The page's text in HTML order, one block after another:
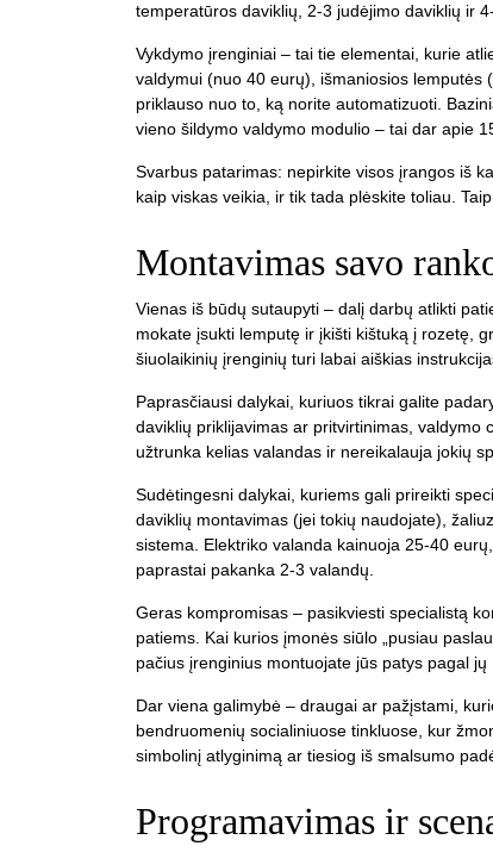
temperatūros daviklių, 2-3 judėjimo daviklių ir
Vykdymo įrenginiai – tai tie elementai, kurie
valdymui (nuo 40 eurų), išmaniosios
priklauso nuo to, ką norite automatizuoti.
vieno šildymo valdymo modulio – tai dar apie
Svarbus patarimas: nepirkite visos įrangos iš
kaip viskas veikia, ir tik tada plėskite toliau.
Montavimas savo
Vienas iš būdų sutaupyti – dalį darbų atlikti
mokate įsukti lemputę ir įkišti kištuką į rozetę,
šiuolaikinių įrenginių turi labai aiškias
Paprasčiausi dalykai, kuriuos tikrai galite
daviklių priklijavimas ar pritvirtinimas,
užtrunka kelias valandas ir nereikalauja jokių
Sudėtingesni dalykai, kuriems gali prireikti
daviklių montavimas (jei tokių naudojate),
sistema. Elektriko valanda kainuoja 25-40
paprastai pakanka 2-3 valandų.
Geras kompromisas – pasikviesti specialistą
patiems. Kai kurios įmonės siūlo „pusiau
pačius įrenginius montuojate jūs patys pagal
Dar viena galimybė – draugai ar pažįstami,
bendruomenių socialiniuose tinkluose, kur
simbolinį atlyginimą ar tiesiog iš smalsumo
Programavimas ir